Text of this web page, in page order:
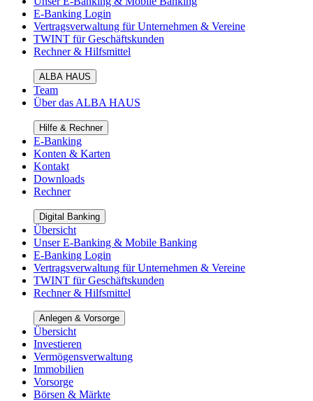
E-Banking Login
Vertragsverwaltung für Unternehmen & Vereine
TWINT für Geschäftskunden
Rechner & Hilfsmittel
ALBA HAUS
Team
Über das ALBA HAUS
Hilfe & Rechner
E-Banking
Konten & Karten
Kontakt
Downloads
Rechner
Digital Banking
Übersicht
Unser E-Banking & Mobile Banking
E-Banking Login
Vertragsverwaltung für Unternehmen & Vereine
TWINT für Geschäftskunden
Rechner & Hilfsmittel
Anlegen & Vorsorge
Übersicht
Investieren
Vermögensverwaltung
Immobilien
Vorsorge
Börsen & Märkte